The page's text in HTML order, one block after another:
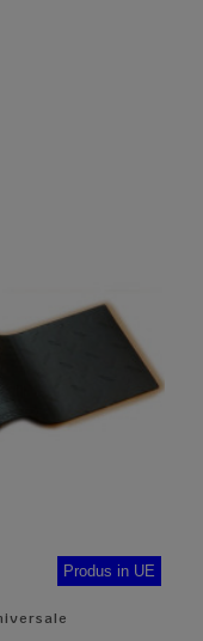
Produs in UE